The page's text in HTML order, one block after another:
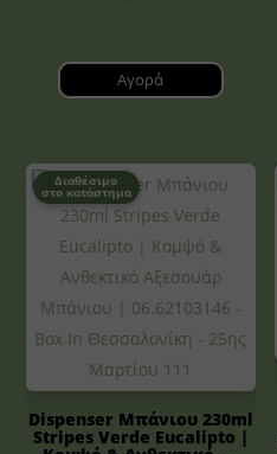
Αγορά
Διαθέσιμο
στο κατάστημα
Dispenser Μπάνιου 230ml
Stripes Verde Eucalipto |